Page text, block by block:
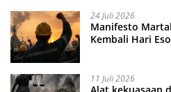
24 Juli 2026
Manifesto
Kembali Hari
11 Juli 2026
Alat kekuasaan